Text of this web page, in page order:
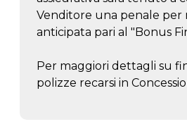
Venditore una penale per
anticipata pari al "Bonus
Per maggiori dettagli su
polizze recarsi in